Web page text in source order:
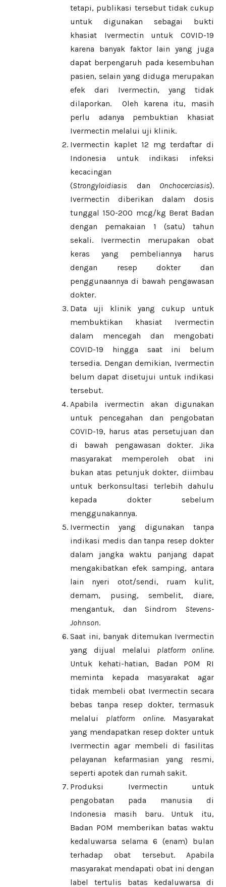
tetapi, publikasi tersebut tidak cukup
untuk digunakan sebagai bukti
khasiat Ivermectin untuk COVID-19
karena banyak faktor lain yang juga
dapat berpengaruh pada kesembuhan
pasien, selain yang diduga merupakan
efek dari Ivermectin, yang tidak
dilaporkan. Oleh karena itu, masih
perlu adanya pembuktian khasiat
Ivermectin melalui uji klinik.
Ivermectin kaplet 12 mg terdaftar di
Indonesia untuk indikasi infeksi
kecacingan
(Strongyloidiasis dan Onchocerciasis).
Ivermectin diberikan dalam dosis
tunggal 150-200 mcg/kg Berat Badan
dengan pemakaian 1 (satu) tahun
sekali. Ivermectin merupakan obat
keras yang pembeliannya harus
dengan resep dokter dan
penggunaannya di bawah pengawasan
dokter.
Data uji klinik yang cukup untuk
membuktikan khasiat Ivermectin
dalam mencegah dan mengobati
COVID-19 hingga saat ini belum
tersedia. Dengan demikian, Ivermectin
belum dapat disetujui untuk indikasi
tersebut.
Apabila ivermectin akan digunakan
untuk pencegahan dan pengobatan
COVID-19, harus atas persetujuan dan
di bawah pengawasan dokter. Jika
masyarakat memperoleh obat ini
bukan atas petunjuk dokter, diimbau
untuk berkonsultasi terlebih dahulu
kepada dokter sebelum
menggunakannya.
Ivermectin yang digunakan tanpa
indikasi medis dan tanpa resep dokter
dalam jangka waktu panjang dapat
mengakibatkan efek samping, antara
lain nyeri otot/sendi, ruam kulit,
demam, pusing, sembelit, diare,
mengantuk, dan Sindrom Stevens-
Johnson.
Saat ini, banyak ditemukan Ivermectin
yang dijual melalui platform online.
Untuk kehati-hatian, Badan POM RI
meminta kepada masyarakat agar
tidak membeli obat Ivermectin secara
bebas tanpa resep dokter, termasuk
melalui platform online. Masyarakat
yang mendapatkan resep dokter untuk
Ivermectin agar membeli di fasilitas
pelayanan kefarmasian yang resmi,
seperti apotek dan rumah sakit.
Produksi Ivermectin untuk
pengobatan pada manusia di
Indonesia masih baru. Untuk itu,
Badan POM memberikan batas waktu
kedaluwarsa selama 6 (enam) bulan
terhadap obat tersebut. Apabila
masyarakat mendapati obat ini dengan
label tertulis batas kedaluwarsa di